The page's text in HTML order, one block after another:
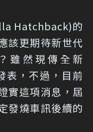
Hatchback)的
該更期待新世代
雖然現傳全新
表，不過，目前
實這項消息，屆
發燒車訊後續的